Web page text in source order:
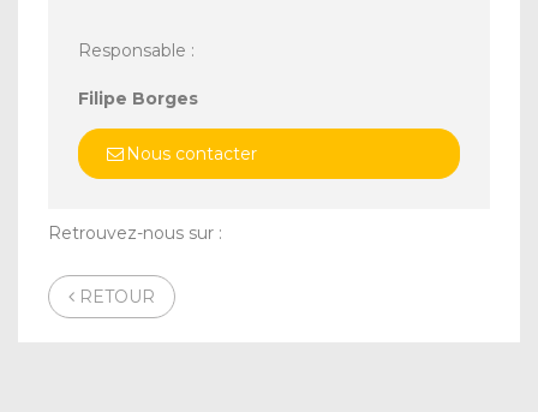
Responsable :
Filipe Borges
Nous contacter
Retrouvez-nous sur :
RETOUR